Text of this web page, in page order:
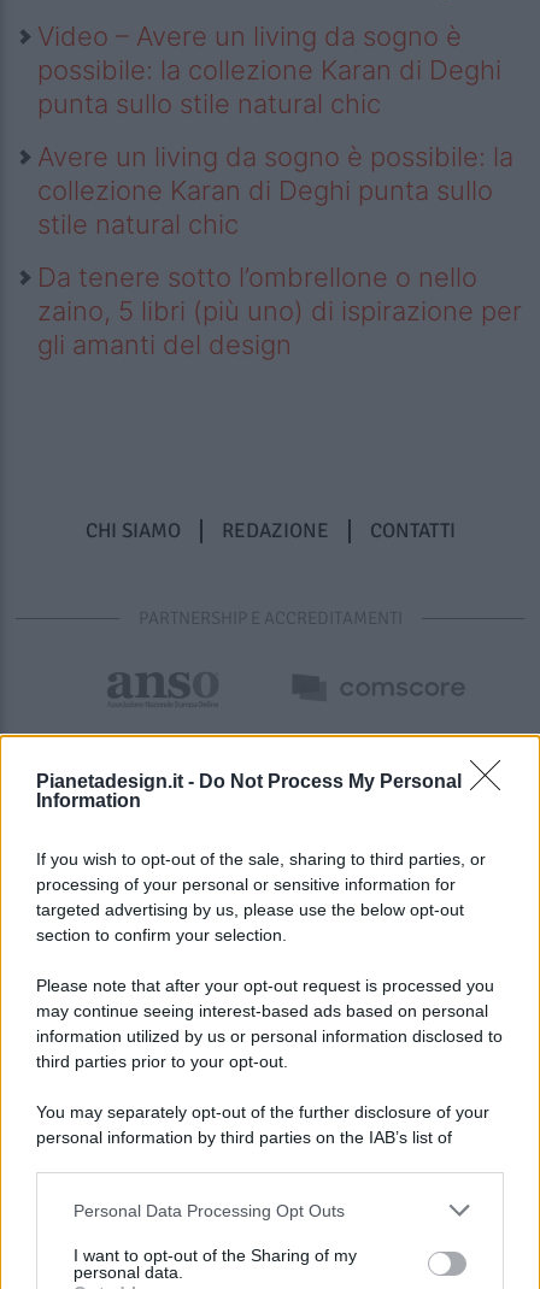
Pianetadesign.it - Do Not Process My Personal
Information
If you wish to opt-out of the sale, sharing to third parties, or
processing of your personal or sensitive information for
targeted advertising by us, please use the below opt-out
section to confirm your selection.
Please note that after your opt-out request is processed you
may continue seeing interest-based ads based on personal
information utilized by us or personal information disclosed to
third parties prior to your opt-out.
You may separately opt-out of the further disclosure of your
personal information by third parties on the IAB’s list of
This information may also be disclosed by us to third parties
disclose it to other third parties.
Personal Data Processing Opt Outs
I want to opt-out of the Sharing of my
personal data.
Video – Avere un living da sogno è
possibile: la collezione Karan di Deghi
punta sullo stile natural chic
Avere un living da sogno è possibile: la
collezione Karan di Deghi punta sullo
stile natural chic
Da tenere sotto l’ombrellone o nello
zaino, 5 libri (più uno) di ispirazione per
gli amanti del design
CHI SIAMO REDAZIONE CONTATTI
PARTNERSHIP E ACCREDITAMENTI
© 2026 - Pianeta Design - P.IVA 04827280654 - Testata
Registrata Al Tribunale Di Nocera Inferiore N. 8/2020 - RG N.
ISCRIZIONE AL ROC N. 35792 – ISCRITTA ALL’ANSO
(ASSOCIAZIONE NAZIONALE STAMPA ONLINE)
PREFERENZE PRIVACY